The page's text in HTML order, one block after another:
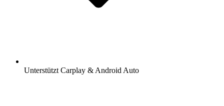
Unterstützt Carplay & Android Auto